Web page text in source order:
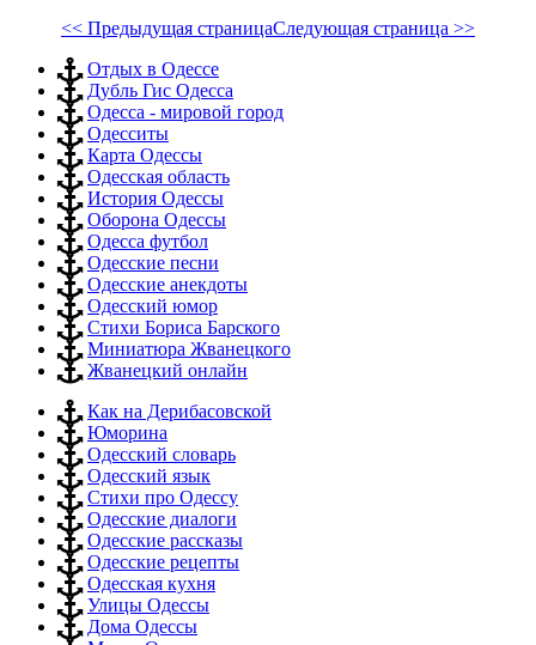
<< Предыдущая страницаСледующая страница >>
Отдых в Одессе
Дубль Гис Одесса
Одесса - мировой город
Одесситы
Карта Одессы
Одесская область
История Одессы
Оборона Одессы
Одесса футбол
Одесские песни
Одесские анекдоты
Одесский юмор
Стихи Бориса Барского
Миниатюра Жванецкого
Жванецкий онлайн
Как на Дерибасовской
Юморина
Одесский словарь
Одесский язык
Стихи про Одессу
Одесские диалоги
Одесские рассказы
Одесские рецепты
Одесская кухня
Улицы Одессы
Дома Одессы